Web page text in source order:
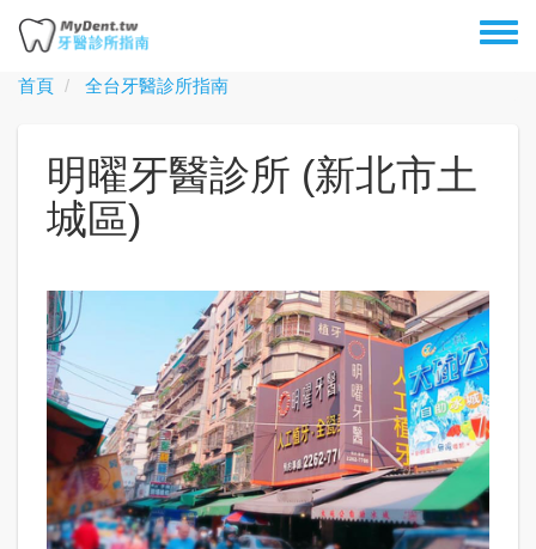
移
主首頁 全台牙醫診所指南
明曜牙醫診所 (新北市土
城區)